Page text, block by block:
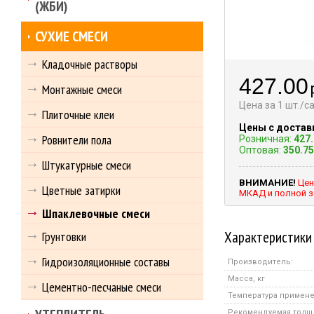
427.00
Цена за 1 шт./
Цены с
Розничная:
Оптовая: 350.75
ВНИМАНИЕ!
МКАД и полной
Характеристики
Производитель:
Масса, кг
Температура
(ЖБИ)
СУХИЕ СМЕСИ
Кладочные растворы
Монтажные смеси
Плиточные клеи
Ровнители пола
Штукатурные смеси
Цветные затирки
Шпаклевочные смеси
Грунтовки
Гидроизоляционные составы
Цементно-песчаные смеси